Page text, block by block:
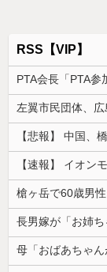
RSS【VIP】
【速報】 イオン